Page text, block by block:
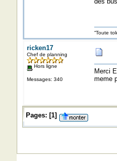
“Toute
ricken17
Chef de planning
Hors ligne
Messages: 340
Merci
meme
Pages: [1]